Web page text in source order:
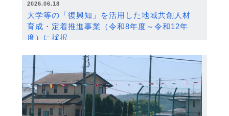
2026.06.18
大学等の「復興知」を活用した地域共創人材
育成・定着推進事業（令和8年度～令和12年
度）に採択